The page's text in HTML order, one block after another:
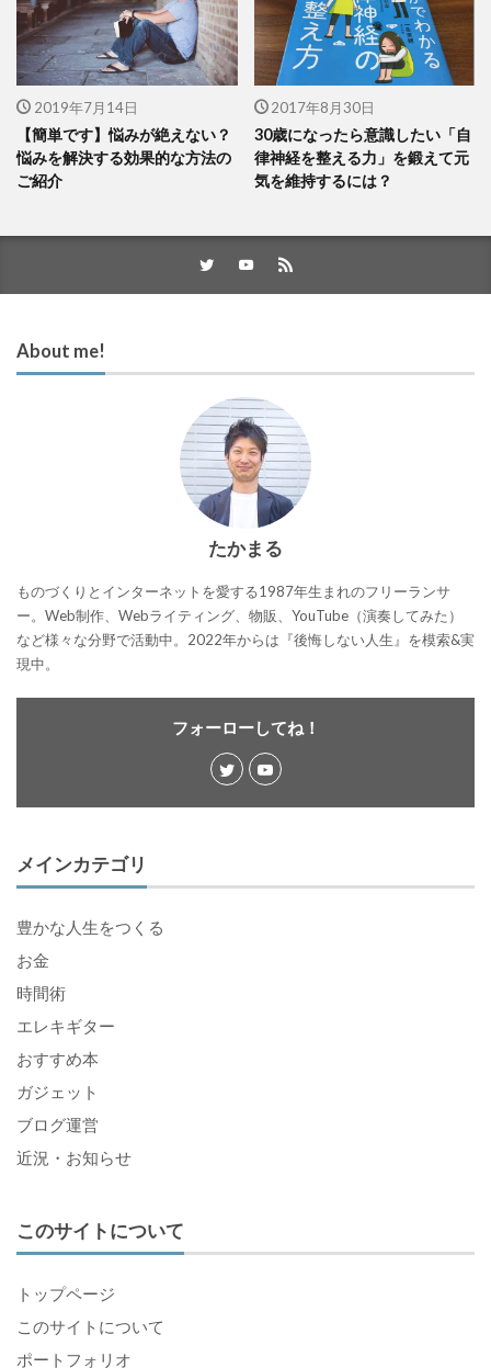
2019年7月14日
【簡単です】悩みが絶えない？
悩みを解決する効果的な方法の
ご紹介
2017年8月30日
30歳になったら意識したい「自
律神経を整える力」を鍛えて元
気を維持するには？
About me!
たかまる
ものづくりとインターネットを愛する1987年生まれのフリーランサ
ー。Web制作、Webライティング、物販、YouTube（演奏してみた）
など様々な分野で活動中。2022年からは『後悔しない人生』を模索&実
現中。
フォーローしてね！
メインカテゴリ
豊かな人生をつくる
お金
時間術
エレキギター
おすすめ本
ガジェット
ブログ運営
近況・お知らせ
このサイトについて
トップページ
このサイトについて
ポートフォリオ